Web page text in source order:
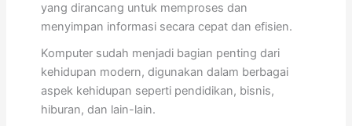
yang dirancang untuk memproses dan
menyimpan informasi secara cepat dan efisien.
Komputer sudah menjadi bagian penting dari
kehidupan modern, digunakan dalam berbagai
aspek kehidupan seperti pendidikan, bisnis,
hiburan, dan lain-lain.